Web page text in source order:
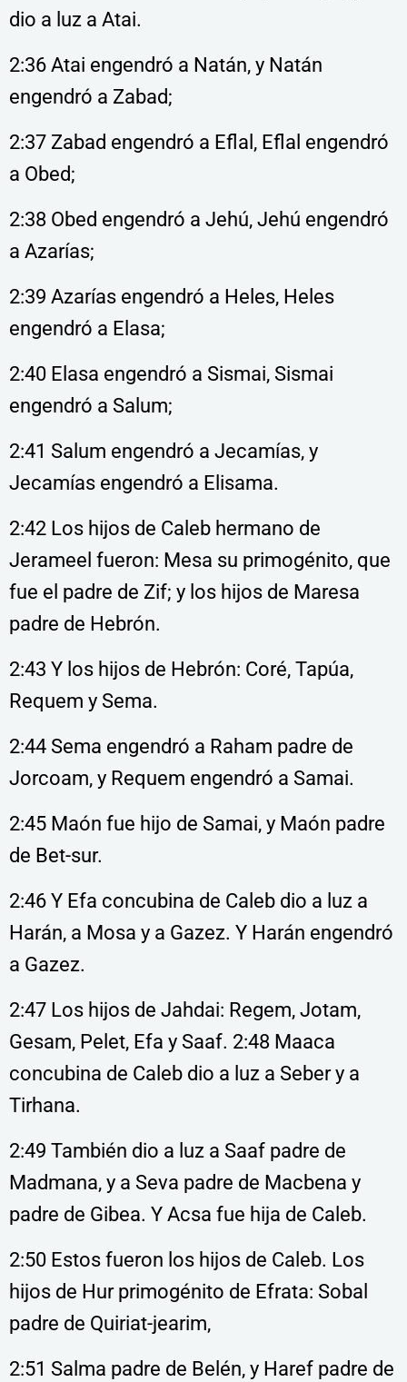
dio a luz a Atai.
2:36 Atai engendró a Natán, y Natán
engendró a Zabad;
2:37 Zabad engendró a Eflal, Eflal engendró
a Obed;
2:38 Obed engendró a Jehú, Jehú engendró
a Azarías;
2:39 Azarías engendró a Heles, Heles
engendró a Elasa;
2:40 Elasa engendró a Sismai, Sismai
engendró a Salum;
2:41 Salum engendró a Jecamías, y
Jecamías engendró a Elisama.
2:42 Los hijos de Caleb hermano de
Jerameel fueron: Mesa su primogénito, que
fue el padre de Zif; y los hijos de Maresa
padre de Hebrón.
2:43 Y los hijos de Hebrón: Coré, Tapúa,
Requem y Sema.
2:44 Sema engendró a Raham padre de
Jorcoam, y Requem engendró a Samai.
2:45 Maón fue hijo de Samai, y Maón padre
de Bet-sur.
2:46 Y Efa concubina de Caleb dio a luz a
Harán, a Mosa y a Gazez. Y Harán engendró
a Gazez.
2:47 Los hijos de Jahdai: Regem, Jotam,
Gesam, Pelet, Efa y Saaf. 2:48 Maaca
concubina de Caleb dio a luz a Seber y a
Tirhana.
2:49 También dio a luz a Saaf padre de
Madmana, y a Seva padre de Macbena y
padre de Gibea. Y Acsa fue hija de Caleb.
2:50 Estos fueron los hijos de Caleb. Los
hijos de Hur primogénito de Efrata: Sobal
padre de Quiriat-jearim,
2:51 Salma padre de Belén, y Haref padre de